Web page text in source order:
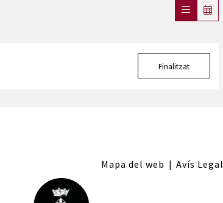
Finalitzat
Mapa del web | Avís Legal